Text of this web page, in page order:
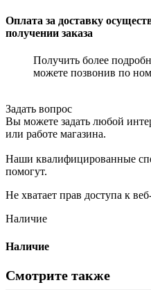
Оплата за доставку
получении заказа
Получить более
можете позвонив по
Задать вопрос
Вы можете задать любой
или работе магазина.
Наши квалифицированные
помогут.
Не хватает прав доступа к
Наличие
Наличие
Смотрите также